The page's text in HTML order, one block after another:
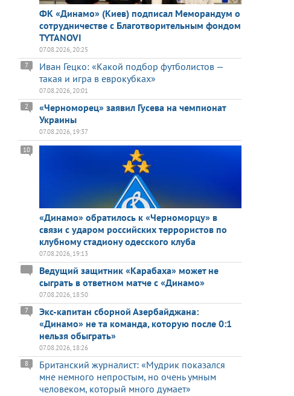
ФК «Динамо» (Киев) подписал Меморандум о
сотрудничестве с Благотворительным фондом
TYTANOVI
07.08.2026, 20:25
Иван Гецко: «Какой подбор футболистов —
такая и игра в еврокубках»
7
07.08.2026, 20:01
«Черноморец» заявил Гусева на чемпионат
Украины
2
07.08.2026, 19:37
«Динамо» обратилось к «Черноморцу» в
связи с ударом российских террористов по
клубному стадиону одесского клуба
10
07.08.2026, 19:13
Ведущий защитник «Карабаха» может не
сыграть в ответном матче с «Динамо»
07.08.2026, 18:50
Экс-капитан сборной Азербайджана:
«Динамо» не та команда, которую после 0:1
нельзя обыграть»
7
07.08.2026, 18:26
Британский журналист: «Мудрик показался
мне немного непростым, но очень умным
человеком, который много думает»
8